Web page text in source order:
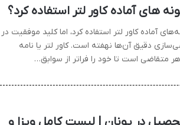
های آماده کاور لتر استفاده کرد؟
آماده کاور لتر استفاده کرد، اما کلید موفقیت در
دقیق آن‌ها نهفته است. کاور لتر یا نامه
متقاضی است تا خود را فراتر از سوابق…